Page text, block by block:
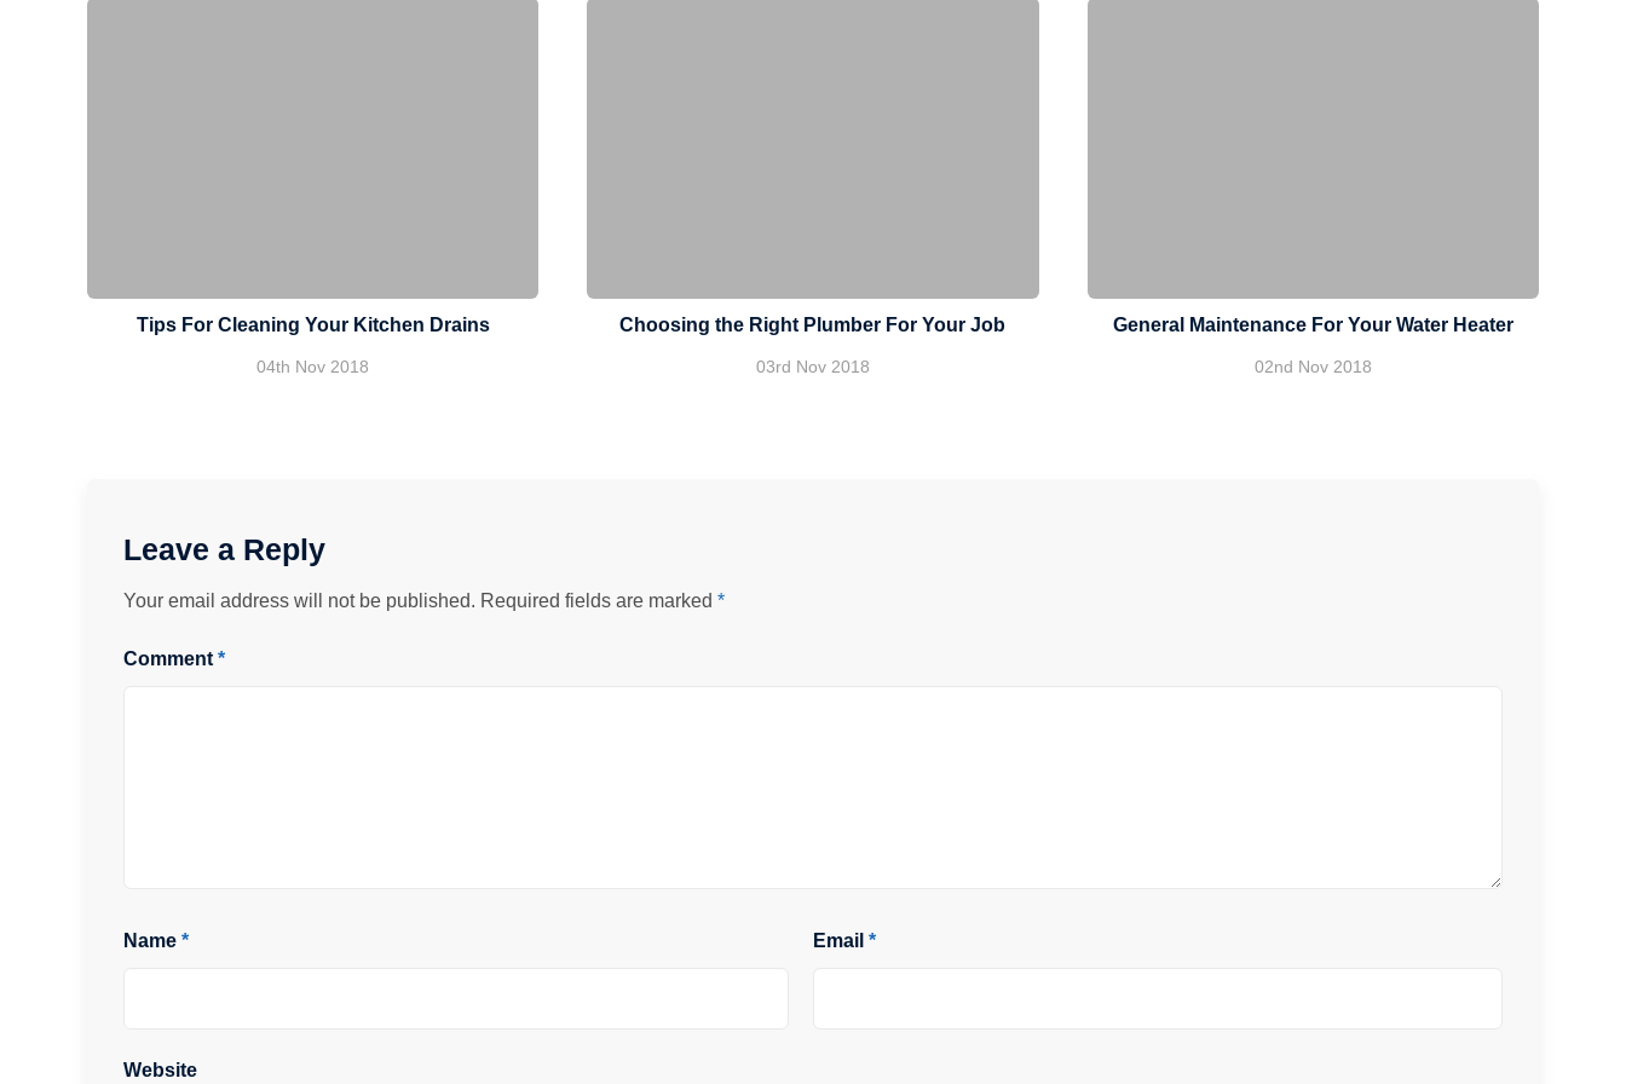
Tips For Cleaning Your Kitchen Drains
04th Nov 2018
Choosing the Right Plumber For Your Job
03rd Nov 2018
General Maintenance For Your Water Heater
02nd Nov 2018
Leave a Reply
Your email address will not be published. Required fields are marked *
Comment *
Name * Email *
Website